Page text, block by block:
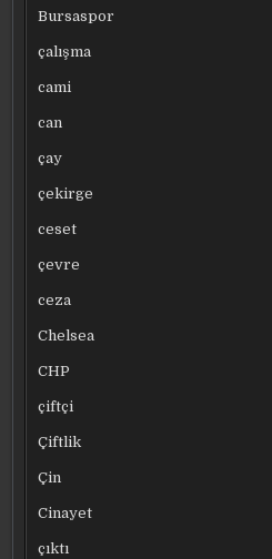
Bursaspor
çalışma
cami
can
çay
çekirge
ceset
çevre
ceza
Chelsea
CHP
çiftçi
Çiftlik
Çin
Cinayet
çıktı